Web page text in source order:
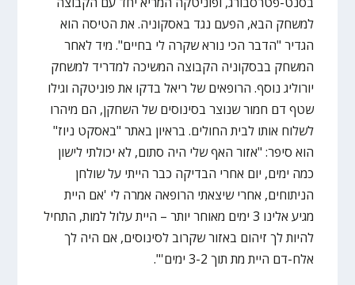
למשחק הבא, הפעם נגד באסקוניה. את הטיסה הוא
הגדיר "הדבר הכי נורא שקרה לי בחיים". מיד לאחר
המשחק בבסקוניה הקבוצה המשיכה למדריד למשחק
יורוליג נוסף. הרופאים של ריאל בדקו את פוניטקה וגילו
שטף דם חמור שנוצר בסינוסים של השחקן, הם מיהרו
לשלוח אותו לבית החולים. בראיון באתר "באסקט ניוז"
הוא סיפר: "אזור האף שלי היה סתום, לא יכולתי לישון
כמה ימים, יום אחרי הבדיקה כבר הייתי על שולחן
הניתוחים, אחרי שיצאתי הרופאה אמרה לי 'אם היית
מגיע אלינו 3 ימים מאוחר יותר – היית עלול למות, התחיל
להיות לך זיהום באזור שקרוב לסינוסים, אם היה לך
אלח-דם היית מת תוך 3-2 ימים'".